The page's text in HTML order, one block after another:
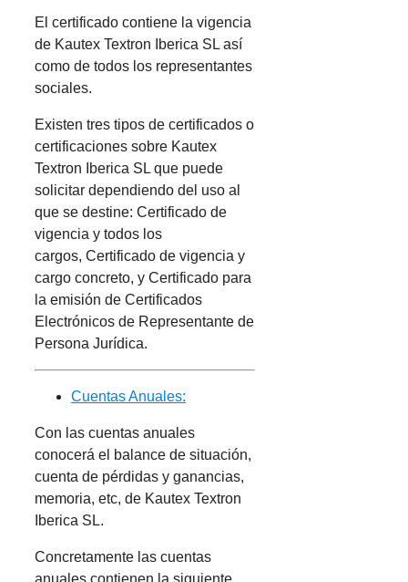
El certificado contiene la vigencia
de Kautex Textron Iberica SL así
como de todos los representantes
sociales.
Existen tres tipos de certificados o
certificaciones sobre Kautex
Textron Iberica SL que puede
solicitar dependiendo del uso al
que se destine: Certificado de
vigencia y todos los
cargos, Certificado de vigencia y
cargo concreto, y Certificado para
la emisión de Certificados
Electrónicos de Representante de
Persona Jurídica.
Cuentas Anuales:
Con las cuentas anuales
conocerá el balance de situación,
cuenta de pérdidas y ganancias,
memoria, etc, de Kautex Textron
Iberica SL.
Concretamente las cuentas